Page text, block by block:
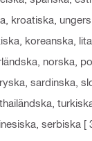
kroatiska,
koreanska,
norska,
sardinska,
serbiska [